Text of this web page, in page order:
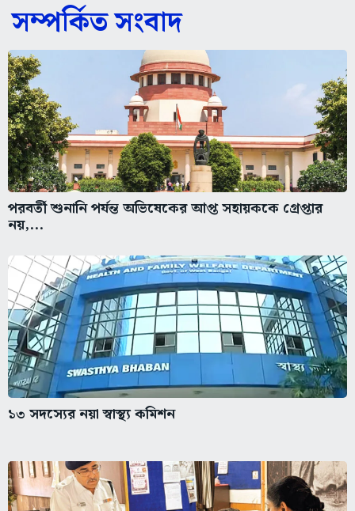
সম্পর্কিত সংবাদ
পরবর্তী শুনানি পর্যন্ত অভিষেকের আপ্ত সহায়ককে গ্রেপ্তার
নয়,...
১৩ সদস্যের নয়া স্বাস্থ্য কমিশন